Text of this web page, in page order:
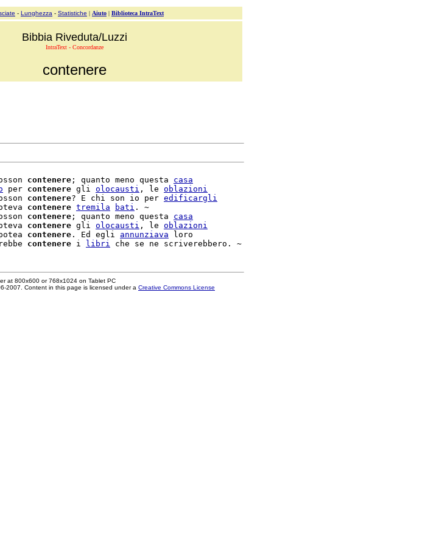
- Lunghezza - Statistiche | Aiuto | Biblioteca IntraText
Bibbia Riveduta/Luzzi
IntraText - Concordanze
contenere
contenere ; quanto meno questa casa
per contenere gli olocausti , le oblazioni
contenere? E chi son io per edificargli
contenere tremila bati . ~
contenere ; quanto meno questa casa
contenere gli olocausti , le oblazioni
contenere . Ed egli annunziava loro
contenere i libri
at 800x600 or 768x1024 on Tablet PC
2007. Content in this page is licensed under a Creative Commons License